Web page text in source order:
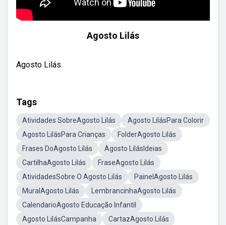
Agosto Lilás
Agosto Lilás.
Tags
Atividades SobreAgosto Lilás
Agosto LilásPara Colorir
Agosto LilásPara Crianças
FolderAgosto Lilás
Frases DoAgosto Lilás
Agosto LilásIdeias
CartilhaAgosto Lilás
FraseAgosto Lilás
AtividadesSobre O Agosto Lilás
PainelAgosto Lilás
MuralAgosto Lilás
LembrancinhaAgosto Lilás
CalendarioAgosto Educação Infantil
Agosto LilásCampanha
CartazAgosto Lilás